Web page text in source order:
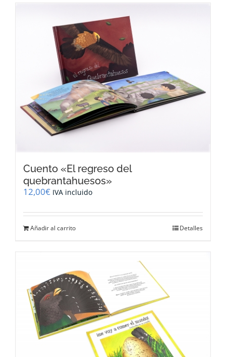
Cuento «El regreso del
quebrantahuesos»
12,00€ IVA incluido
Añadir al carrito Detalles